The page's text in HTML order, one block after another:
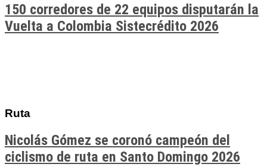
150 corredores de 22 equipos disputarán la
Vuelta a Colombia Sistecrédito 2026
Ruta
Nicolás Gómez se coronó campeón del
ciclismo de ruta en Santo Domingo 2026